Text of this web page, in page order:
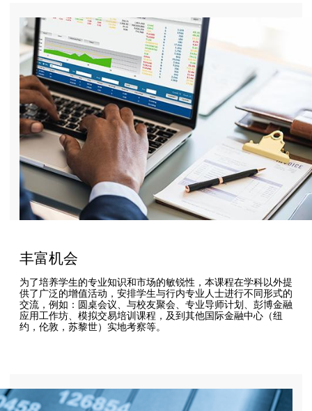
丰富机会
为了培养学生的专业知识和市场的敏锐性，本课程在学科以外提
供了广泛的增值活动，安排学生与行内专业人士进行不同形式的
交流，例如：圆桌会议、与校友聚会、专业导师计划、彭博金融
应用工作坊、模拟交易培训课程，及到其他国际金融中心（纽
约，伦敦，苏黎世）实地考察等。